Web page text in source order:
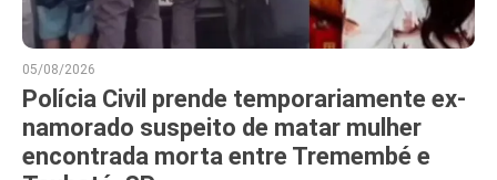
05/08/2026
Polícia Civil prende temporariamente ex-
namorado suspeito de matar mulher
encontrada morta entre Tremembé e